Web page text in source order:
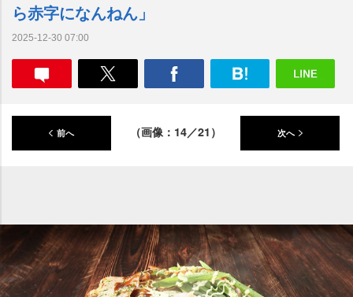
ら赤字になんねん」
2025-12-30 07:00
前へ （画像：14／21） 次へ